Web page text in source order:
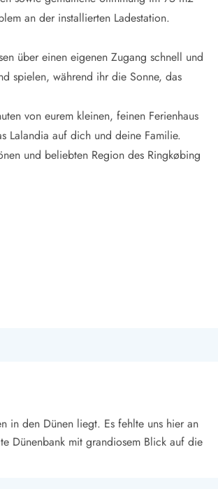
an der installierten Ladestation.
über einen eigenen Zugang schnell und
spielen, während ihr die Sonne, das
von eurem kleinen, feinen Ferienhaus
Lalandia auf dich und deine Familie.
und beliebten Region des Ringkøbing
in den Dünen liegt. Es fehlte uns hier an
Dünenbank mit grandiosem Blick auf die